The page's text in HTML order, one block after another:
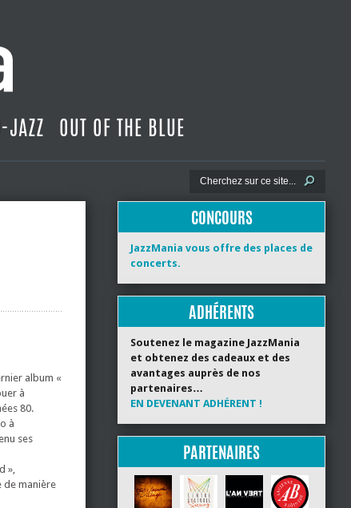
JAZZ OUT OF THE BLUE
album «
à
80.
à
ses
»,
de manière
CONCOURS
JazzMania vous offre des places de
concerts.
ADHÉRENTS
Soutenez le magazine JazzMania
et obtenez des cadeaux et des
avantages auprès de nos
partenaires…
EN DEVENANT ADHÉRENT !
PARTENAIRES